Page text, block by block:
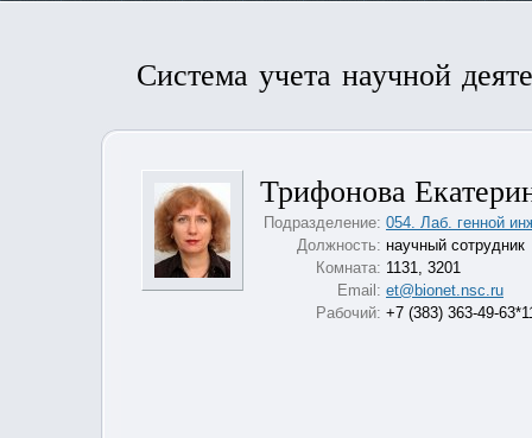
Система учета научной
Трифонова
Подразделение: 054. Лаб. генной
Должность: научный сотрудник
Комната: 1131, 3201
Email: et@bionet.nsc.ru
Рабочий: +7 (383) 363-49-